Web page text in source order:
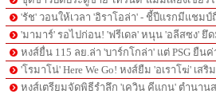
'รัช' วอนให้เวลา 'อิราโอล่า' - ชี้ปีแรกมีแชมป์
'มามาร์' รอไปก่อน! 'ฟรีเดล' หนุน 'อลีสซง' ยึ
หงส์ยื่น 115 ลย.ล่า 'บาร์กโกล่า' แต่ PSG ยืนค่
'โรมาโน่' Here We Go! หงส์ยืม 'อเราโฆ่' เสริ
หงส์เตรียมจัดพิธีรำลึก 'เควิน คีแกน' ตำนาน